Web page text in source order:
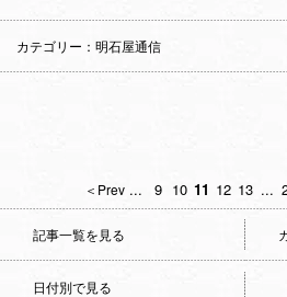
カテゴリー：明石屋通信
＜Prev ... 9 10 11 12 13 ...
記事一覧を見る
日付別で見る